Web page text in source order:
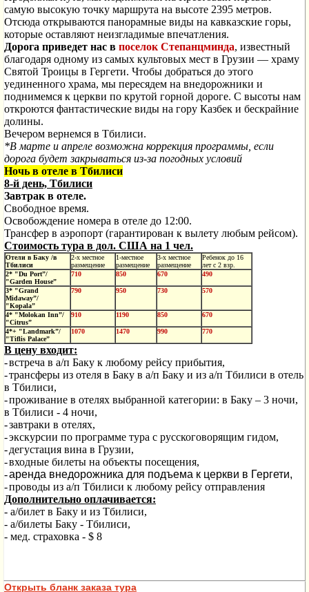
самую высокую точку маршрута на высоте 2395 метров.
Отсюда открываются панорамные виды на кавказские горы,
которые оставляют неизгладимые впечатления.
Дорога приведет нас в поселок Степанцминда, известный
благодаря одному из самых культовых мест в Грузии — храму
Святой Троицы в Гергети. Чтобы добраться до этого
уединенного храма, мы пересядем на внедорожники и
поднимемся к церкви по крутой горной дороге. С высоты нам
откроются фантастические виды на гору Казбек и бескрайние
долины.
Вечером вернемся в Тбилиси.
*В марте и апреле возможна коррекция программы, если
дорога будет закрываться из-за погодных условий
Ночь в отеле в Тбилиси
8-й день, Тбилиси
Завтрак в отеле.
Свободное время.
Освобождение номера в отеле до 12:00.
Трансфер в аэропорт (гарантирован к вылету любым рейсом).
Стоимость тура в дол. США на 1 чел.
Отели в Баку /в
Тбилиси
2-х местное
размещение
1-местное
размещение
3-х местное
размещение
Ребенок до 16
лет с 2 взр.
2* "Du Port”/
"Garden House”
710 850 670 490
3* "Grand
Midaway”/
"Kopala”
790 950 730 570
4* "Molokan Inn”/
"Citrus”
910 1190 850 670
4*+ "Landmark”/
"Tiflis Palace”
1070 1470 990 770
В цену входит:
-встреча в а/п Баку к любому рейсу прибытия,
-трансферы из отеля в Баку в а/п Баку и из а/п Тбилиси в отель
в Тбилиси,
-проживание в отелях выбранной категории: в Баку – 3 ночи,
в Тбилиси - 4 ночи,
-завтраки в отелях,
-экскурсии по программе тура с русскоговорящим гидом,
-дегустация вина в Грузии,
-входные билеты на объекты посещения,
-аренда внедорожника для подъема к церкви в Гергети,
-проводы из а/п Тбилиси к любому рейсу отправления
Дополнительно оплачивается:
- а/билет в Баку и из Тбилиси,
- а/билеты Баку - Тбилиси,
- мед. страховка - $ 8
Открыть бланк заказа тура